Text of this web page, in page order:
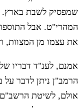
שמפסיק לשבת בארץ.
המהרי"ט. אבל
את עצמו מן המצוות,
אמנם, לענ"ד דבריו
הרמב"ן ניתן לדבר
אולם, לשיטת הרשב"ם